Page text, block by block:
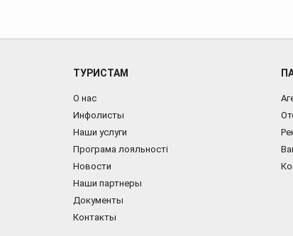
ТУРИСТАМ
О нас
Инфолисты
Наши услуги
Програма лояльності
Новости
Наши партнеры
Документы
Контакты